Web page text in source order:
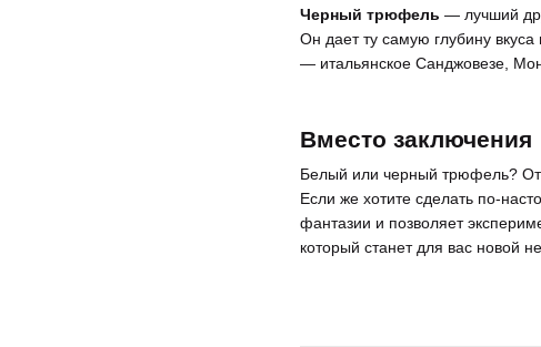
Черный трюфель — лучший
Он дает ту самую глубину
— итальянское Санджовезе,
Вместо заключения
Белый или черный трюфель?
Если же хотите сделать по-
фантазии и позволяет
который станет для вас новой